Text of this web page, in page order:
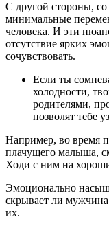
С другой стороны,
минимальные
человека. И эти
отсутствие ярких
сочувствовать.
Если ты
холодности,
родителями,
позволят тебе
Например, во время
плачущего малыша,
Ходи с ним на
Эмоционально
скрывает ли
их.